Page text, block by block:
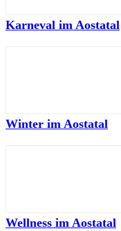
Karneval im Aostatal
Winter im Aostatal
Wellness im Aostatal